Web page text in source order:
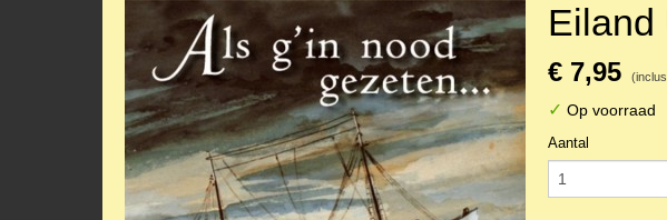
Eiland
€ 7,95
✓ Op voorraad
Aantal